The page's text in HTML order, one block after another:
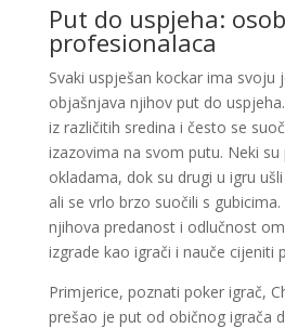
Put do uspjeha:
profesionalaca
Svaki uspješan kockar ima svoju
objašnjava njihov put do
iz različitih sredina i često se
izazovima na svom putu. Neki su
okladama, dok su drugi u igru
ali se vrlo brzo suočili s
njihova predanost i odlučnost
izgrade kao igrači i nauče cijeniti
Primjerice, poznati poker igrač,
prešao je put od običnog igrača